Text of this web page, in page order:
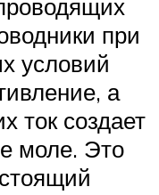
при
условий
а
ток создает
моле. Это